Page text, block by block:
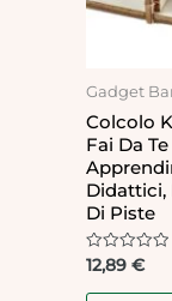
Gadget
Colcolo
Fai Da
Didattici,
Di Piste
Rated
out
12,89 €